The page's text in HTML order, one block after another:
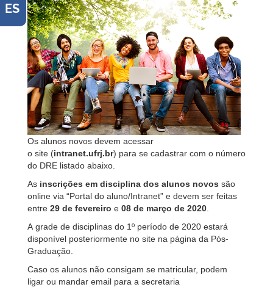
ES
Os alunos novos devem acessar
o site (intranet.ufrj.br) para se cadastrar com o número
do DRE listado abaixo.
As inscrições em disciplina dos alunos novos são
online via “Portal do aluno/Intranet” e devem ser feitas
entre 29 de fevereiro e 08 de março de 2020
A grade de disciplinas do 1º período de 2020 estará
disponível posteriormente no site na página da Pós-
Graduação.
Caso os alunos não consigam se matricular, podem
ligar ou mandar email para a secretaria